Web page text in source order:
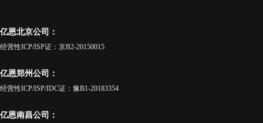
亿恩北京公司：
经营性ICP/ISP证：京B2-20150015
亿恩郑州公司：
经营性ICP/ISP/IDC证：豫B1-20183354
亿恩南昌公司：